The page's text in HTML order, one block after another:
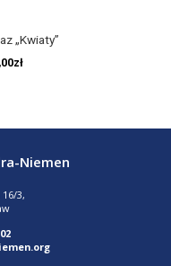
„Kwiaty”
zł
Niemen
3,